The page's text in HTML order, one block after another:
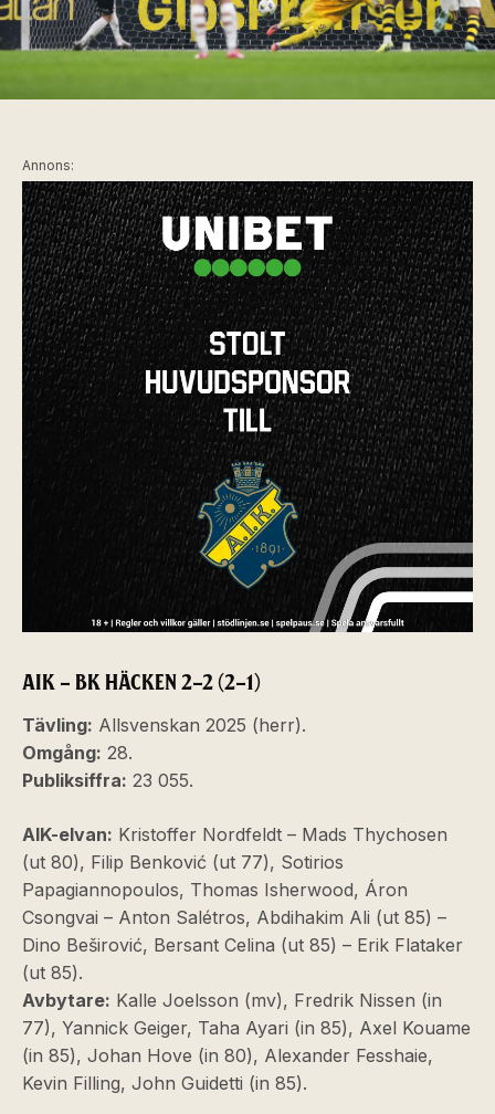
Annons:
AIK – BK HÄCKEN 2–2 (2–1)
Tävling: Allsvenskan 2025 (herr).
Omgång: 28.
Publiksiffra: 23 055.
AIK-elvan: Kristoffer Nordfeldt – Mads Thychosen
(ut 80), Filip Benković (ut 77), Sotirios
Papagiannopoulos, Thomas Isherwood, Áron
Csongvai – Anton Salétros, Abdihakim Ali (ut 85) –
Dino Beširović, Bersant Celina (ut 85) – Erik Flataker
(ut 85).
Avbytare: Kalle Joelsson (mv), Fredrik Nissen (in
77), Yannick Geiger, Taha Ayari (in 85), Axel Kouame
(in 85), Johan Hove (in 80), Alexander Fesshaie,
Kevin Filling, John Guidetti (in 85).